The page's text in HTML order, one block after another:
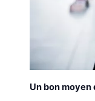
Un bon moyen